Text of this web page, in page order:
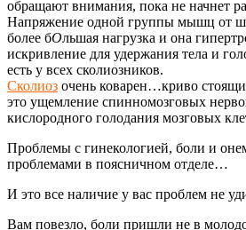
обращают внимания, пока не начнет
Напряжение одной группы мышц от
более бОльшая нагрузка и она
искривление для удержания тела и
есть у всех сколиозников.
Сколиоз очень коварен…криво
это ущемление спинномозговых
кислородного голодания мозговых
Проблемы с гинекологией, боли и
проблемами в поясничном отделе…
И это все наличие у вас проблем не
Вам повезло, боли пришли не в